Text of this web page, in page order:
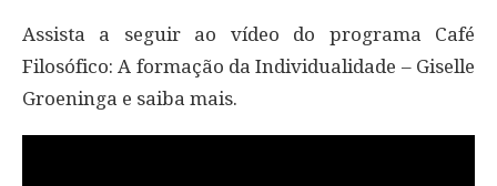
Assista a seguir ao vídeo do programa Café
Filosófico: A formação da Individualidade – Giselle
Groeninga e saiba mais.